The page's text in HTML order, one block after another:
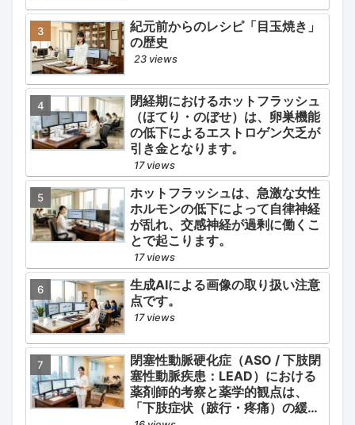
紀元前からのレシピ「目玉焼き」
の歴史
23 views
閉経期におけるホットフラッシュ
（ほてり・のぼせ）は、卵巣機能
の低下によるエストロゲン欠乏が
引き金となります。
17 views
ホットフラッシュは、急激な女性
ホルモンの低下によって自律神経
が乱れ、交感神経が過剰に働くこ
とで起こります。
17 views
生成AIによる画像の取り扱い注意
点です。
17 views
閉塞性動脈硬化症（ASO / 下肢閉
塞性動脈疾患：LEAD）における
薬剤師的考察と薬学的観点は、
「下肢症状（跛行・疼痛）の緩